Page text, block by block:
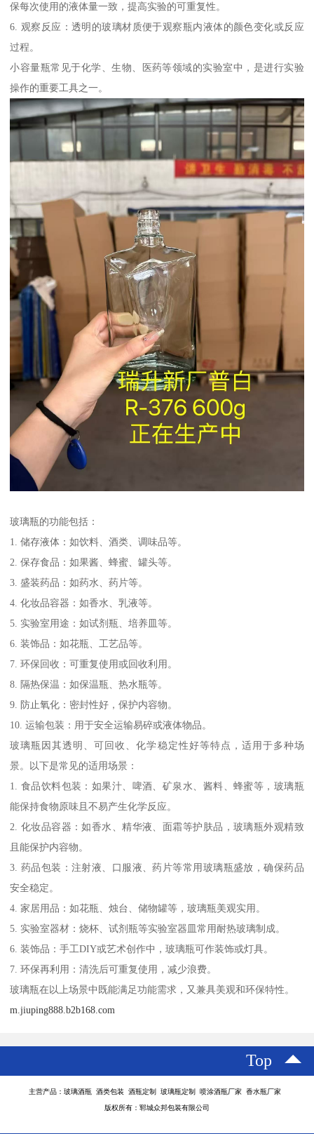
保每次使用的液体量一致，提高实验的可重复性。
6. 观察反应：透明的玻璃材质便于观察瓶内液体的颜色变化或反应
过程。
小容量瓶常见于化学、生物、医药等领域的实验室中，是进行实验
操作的重要工具之一。
玻璃瓶的功能包括：
1. 储存液体：如饮料、酒类、调味品等。
2. 保存食品：如果酱、蜂蜜、罐头等。
3. 盛装药品：如药水、药片等。
4. 化妆品容器：如香水、乳液等。
5. 实验室用途：如试剂瓶、培养皿等。
6. 装饰品：如花瓶、工艺品等。
7. 环保回收：可重复使用或回收利用。
8. 隔热保温：如保温瓶、热水瓶等。
9. 防止氧化：密封性好，保护内容物。
10. 运输包装：用于安全运输易碎或液体物品。
玻璃瓶因其透明、可回收、化学稳定性好等特点，适用于多种场
景。以下是常见的适用场景：
1. 食品饮料包装：如果汁、啤酒、矿泉水、酱料、蜂蜜等，玻璃瓶
能保持食物原味且不易产生化学反应。
2. 化妆品容器：如香水、精华液、面霜等护肤品，玻璃瓶外观精致
且能保护内容物。
3. 药品包装：注射液、口服液、药片等常用玻璃瓶盛放，确保药品
安全稳定。
4. 家居用品：如花瓶、烛台、储物罐等，玻璃瓶美观实用。
5. 实验室器材：烧杯、试剂瓶等实验室器皿常用耐热玻璃制成。
6. 装饰品：手工DIY或艺术创作中，玻璃瓶可作装饰或灯具。
7. 环保再利用：清洗后可重复使用，减少浪费。
玻璃瓶在以上场景中既能满足功能需求，又兼具美观和环保特性。
m.jiuping888.b2b168.com
Top
主营产品：玻璃酒瓶 酒类包装 酒瓶定制 玻璃瓶定制 喷涂酒瓶厂家 香水瓶厂家
版权所有：郓城众邦包装有限公司